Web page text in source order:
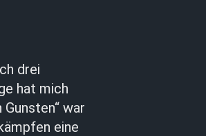
drei
hat mich
war
eine